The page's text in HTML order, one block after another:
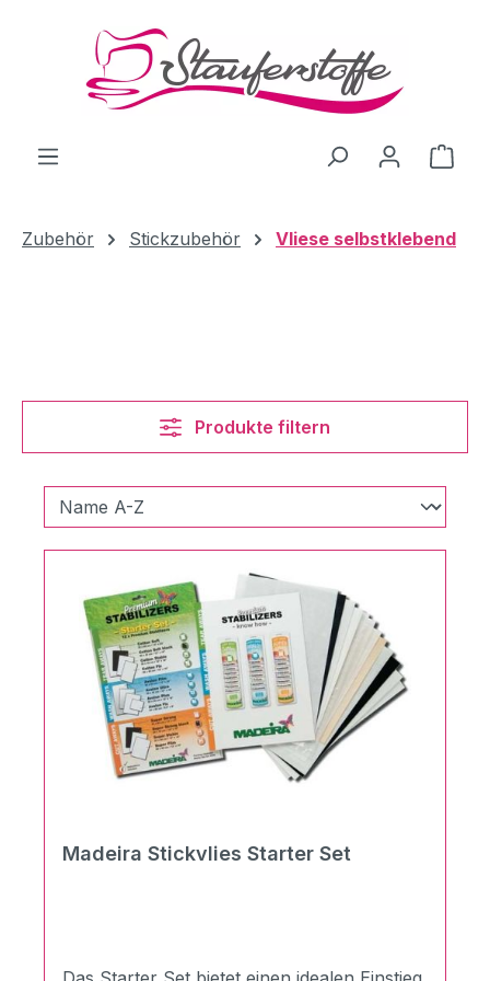
Zum Hauptinhalt springen
Zubehör Stickzubehör Vliese selbstklebend
Produkte filtern
Madeira Stickvlies Starter Set